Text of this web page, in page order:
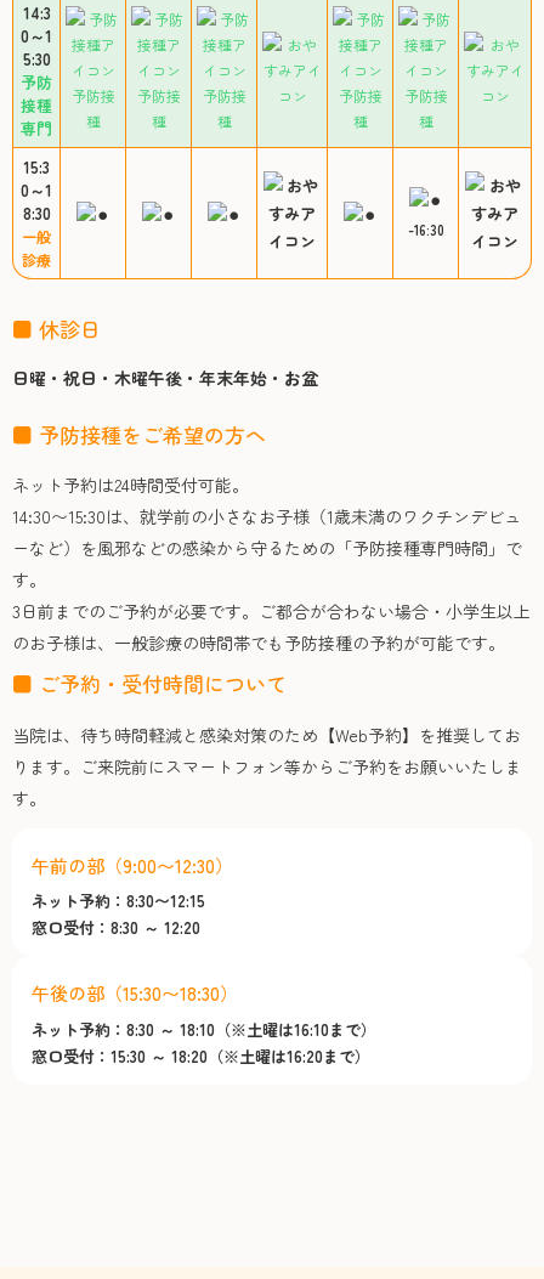
14:3
0～1
5:30
予防
接種
専門
予防接
種
予防接
種
予防接
種
予防接
種
予防接
種
15:3
0～1
8:30
一般
診療
-16:30
■ 休診日
日曜・祝日・木曜午後・年末年始・お盆
■ 予防接種をご希望の方へ
ネット予約は24時間受付可能。
14:30〜15:30は、就学前の小さなお子様（1歳未満のワクチンデビュ
ーなど）を風邪などの感染から守るための「予防接種専門時間」で
す。
3日前までのご予約が必要です。ご都合が合わない場合・小学生以上
のお子様は、一般診療の時間帯でも予防接種の予約が可能です。
■ ご予約・受付時間について
当院は、待ち時間軽減と感染対策のため【Web予約】を推奨してお
ります。ご来院前にスマートフォン等からご予約をお願いいたしま
す。
午前の部（9:00〜12:30）
ネット予約：8:30〜12:15
窓口受付：8:30 ～ 12:20
午後の部（15:30〜18:30）
ネット予約：8:30 ～ 18:10（※土曜は16:10まで）
窓口受付：15:30 ～ 18:20（※土曜は16:20まで）